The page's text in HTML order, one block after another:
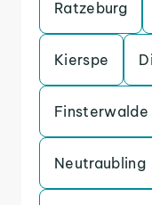
Ratzeburg
Kierspe
Finsterwalde
Neutraubling